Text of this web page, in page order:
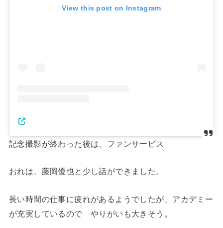
View this post on Instagram
記念撮影が終わった後は、ファンサービス
おれは、藤岡優也と少し話ができました。
長い時間の仕事に疲れがあるようでしたが、アカデミー
が充実しているので やりがいも大きそう。